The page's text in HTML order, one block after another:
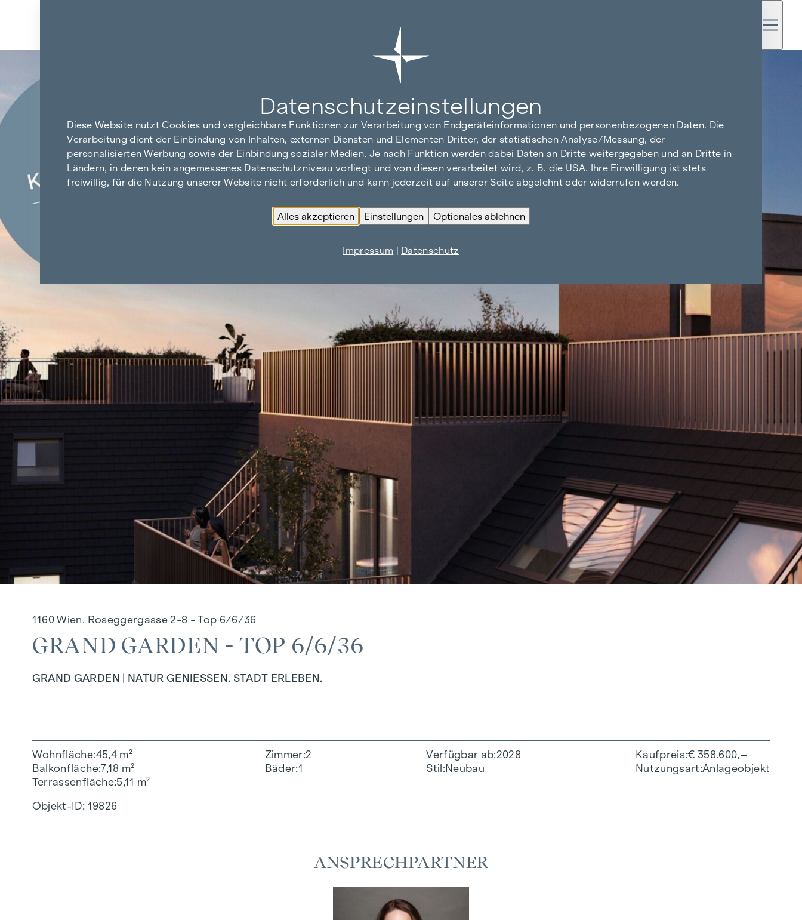
Zurück zu den Ergebnissen
1160 Wien, Roseggergasse 2-8 - Top 6/6/36
GRAND GARDEN - TOP 6/6/36
GRAND GARDEN | NATUR GENIESSEN. STADT ERLEBEN.
Wohnfläche 45,4 m²
Balkonfläche 7,18 m²
Terrassenfläche 5,11 m²
Zimmer 2
Bäder 1
Verfügbar ab 2028
Stil Neubau
Kaufpreis € 358.600,–
Nutzungsart Anlageobjekt
Objekt-ID: 19826
ANSPRECHPARTNER
Datenschutz­einstellungen
Diese Website nutzt Cookies und vergleichbare Funktionen zur Verarbeitung von Endgeräteinformationen und personenbezogenen Daten. Die
Verarbeitung dient der Einbindung von Inhalten, externen Diensten und Elementen Dritter, der statistischen Analyse/Messung, der
personalisierten Werbung sowie der Einbindung sozialer Medien. Je nach Funktion werden dabei Daten an Dritte weitergegeben und an Dritte in
Ländern, in denen kein angemessenes Datenschutzniveau vorliegt und von diesen verarbeitet wird, z. B. die USA. Ihre Einwilligung ist stets
freiwillig, für die Nutzung unserer Website nicht erforderlich und kann jederzeit auf unserer Seite abgelehnt oder widerrufen werden.
Alles akzeptieren Einstellungen Optionales ablehnen
Impressum | Datenschutz